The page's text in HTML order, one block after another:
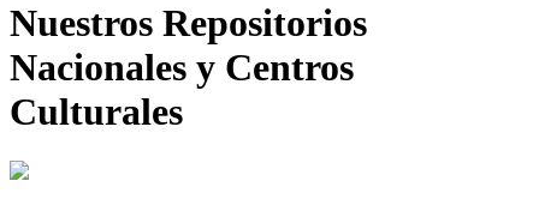
Nuestros Repositorios
Nacionales y Centros
Culturales